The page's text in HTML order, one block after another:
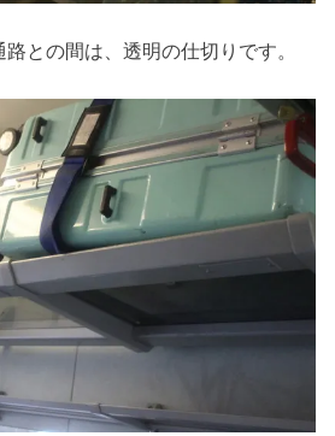
との間は、透明の仕切りです。